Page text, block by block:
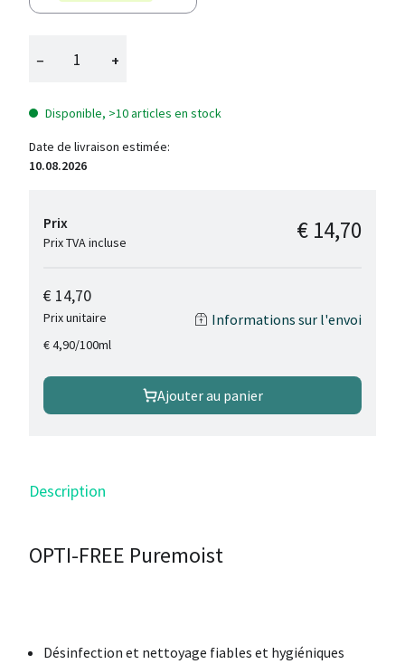
− +
Disponible, >10 articles en stock
Date de livraison estimée:
10.08.2026
Prix
Prix TVA incluse € 14,70
€ 14,70
Prix unitaire
€ 4,90/100ml
Informations sur l'envoi
Ajouter au panier
Description
OPTI-FREE Puremoist
Désinfection et nettoyage fiables et hygiéniques